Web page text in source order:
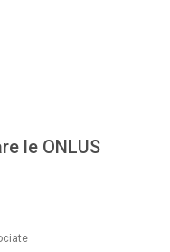
le ONLUS